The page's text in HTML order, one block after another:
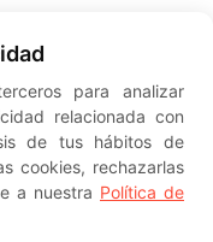
- Información sobre
y su Cantera
para analizar
relacionada con
de tus hábitos de
cookies, rechazarlas
a nuestra Política de